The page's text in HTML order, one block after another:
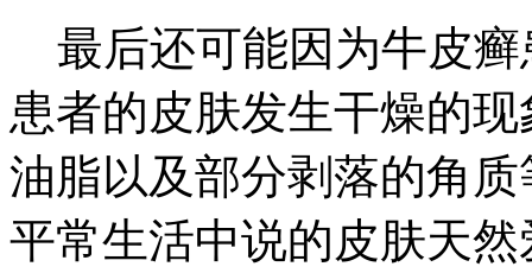
最后还可能因为牛皮癣
患者的皮肤发生干燥的
油脂以及部分剥落的角
平常生活中说的皮肤天